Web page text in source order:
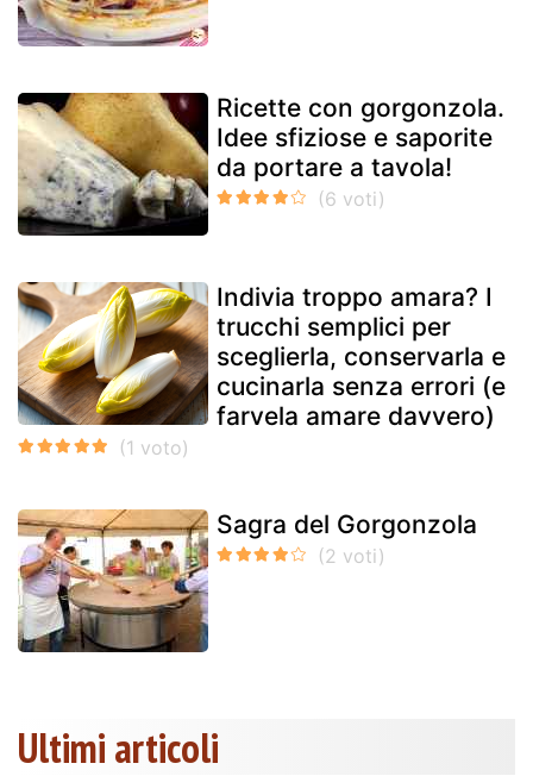
Ricette con gorgonzola.
Idee sfiziose e saporite
da portare a tavola!
Indivia troppo amara? I
trucchi semplici per
sceglierla, conservarla e
cucinarla senza errori (e
farvela amare davvero)
Sagra del Gorgonzola
Ultimi articoli